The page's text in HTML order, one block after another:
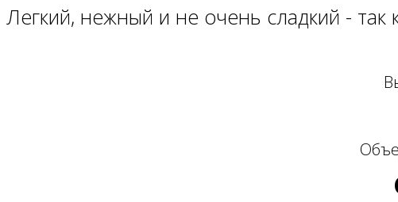
Легкий, нежный и не очень сладкий - так